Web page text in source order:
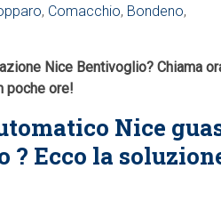
, Comacchio, Bondeno,
Nice Bentivoglio? Chiama
poche ore!
Nice
? Ecco la